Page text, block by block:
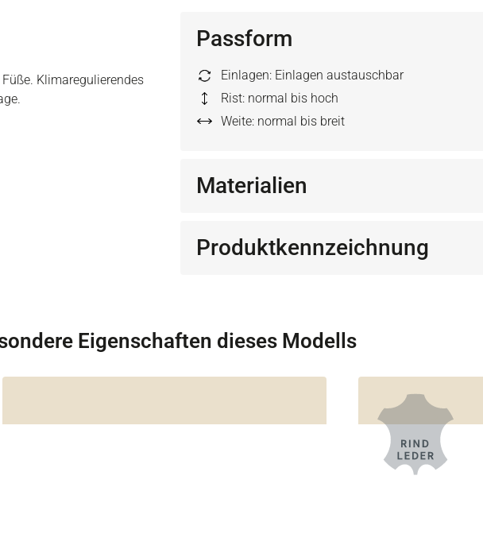
Klimaregulierendes
Passform
Einlagen: Einlagen austauschbar
Rist: normal bis hoch
Weite: normal bis breit
Materialien
Produktkennzeichnung
Eigenschaften dieses Modells